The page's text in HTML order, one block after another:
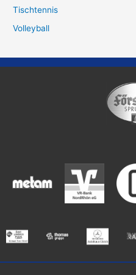
Tischtennis
Volleyball